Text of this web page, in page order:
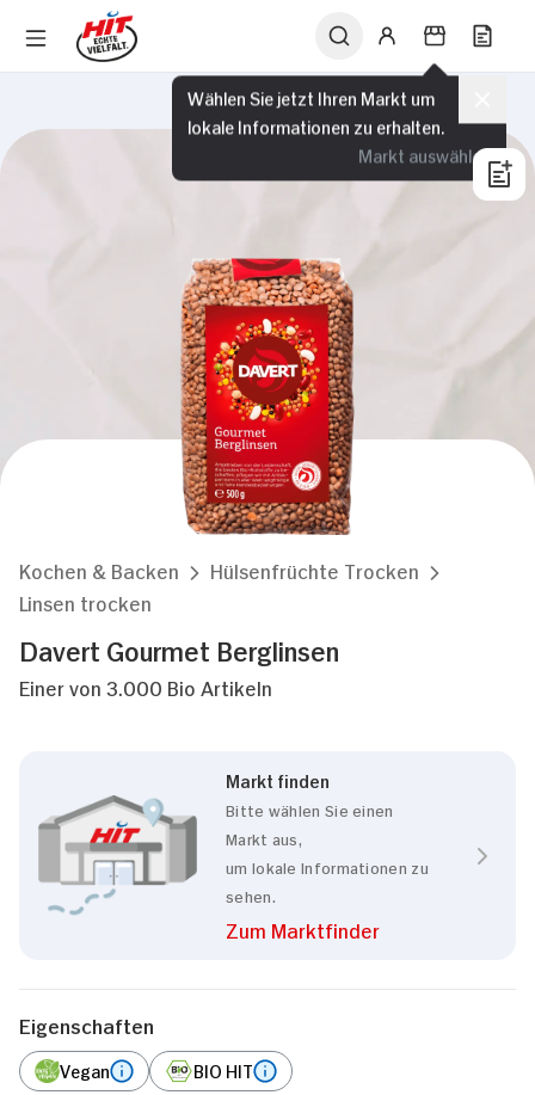
Wählen Sie jetzt Ihren Markt um
lokale Informationen zu erhalten.
Markt auswählen
Kochen & Backen
Hülsenfrüchte Trocken
Linsen trocken
Davert Gourmet Berglinsen
Einer von 3.000 Bio Artikeln
Markt finden
Bitte wählen Sie einen
Markt aus,
um lokale Informationen zu
sehen.
Zum Marktfinder
Eigenschaften
Vegan BIO HIT